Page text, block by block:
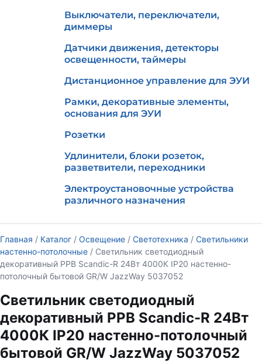
Выключатели, переключатели,
диммеры
Датчики движения, детекторы
освещенности, таймеры
Дистанционное управление для ЭУИ
Рамки, декоративные элементы,
основания для ЭУИ
Розетки
Удлинители, блоки розеток,
разветвители, переходники
Электроустановочные устройства
различного назначения
Главная / Каталог / Освещение / Светотехника / Светильники
настенно-потолочные / Светильник светодиодный
декоративный PPB Scandic-R 24Вт 4000К IP20 настенно-
потолочный бытовой GR/W JazzWay 5037052
Светильник светодиодный
декоративный PPB Scandic-R 24Вт
4000К IP20 настенно-потолочный
бытовой GR/W JazzWay 5037052